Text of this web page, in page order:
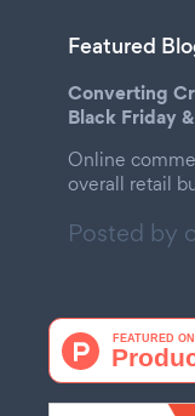
Featured
Converting
Black Friday
Online
overall retail
Posted by